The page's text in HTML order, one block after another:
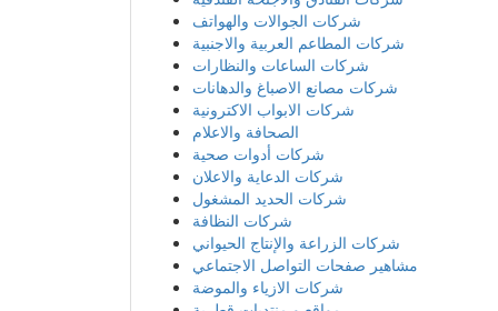
أحدث الشركات
شركة الابداع فني صيانة المكيفات
Zeal Plant Hire
Deliverables Agency
الهدى للتكييف
Perfumesouq
Liwan Furniture
Al Najm Glass &amp; Mirror
شركة كوالتي للتجارة والمقاولات
Raha Home Qatar
Hure Al Jinan For Contracting